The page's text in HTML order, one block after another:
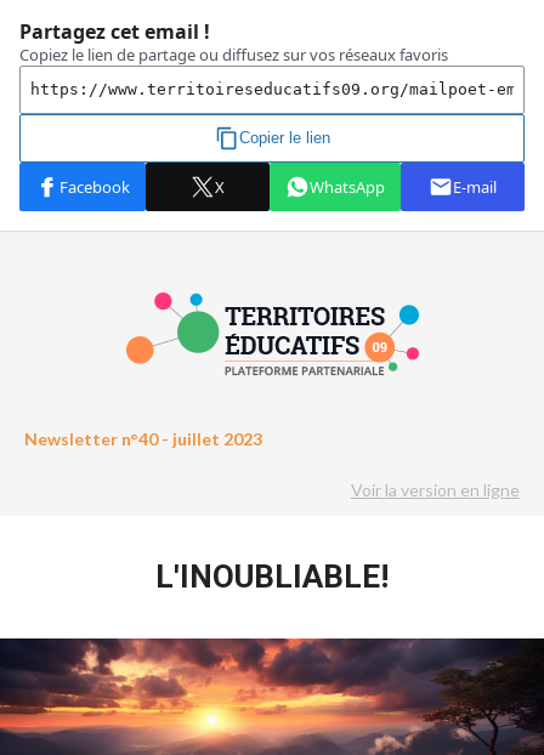
Newsletter n°40 - juillet 2023
Voir la version en ligne
L'INOUBLIABLE!